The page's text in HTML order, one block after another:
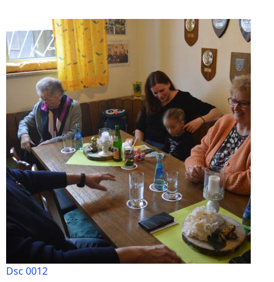
Dsc 0012